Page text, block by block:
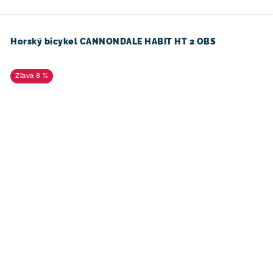
Horský bicykel CANNONDALE HABIT HT 2 OBS
8 %